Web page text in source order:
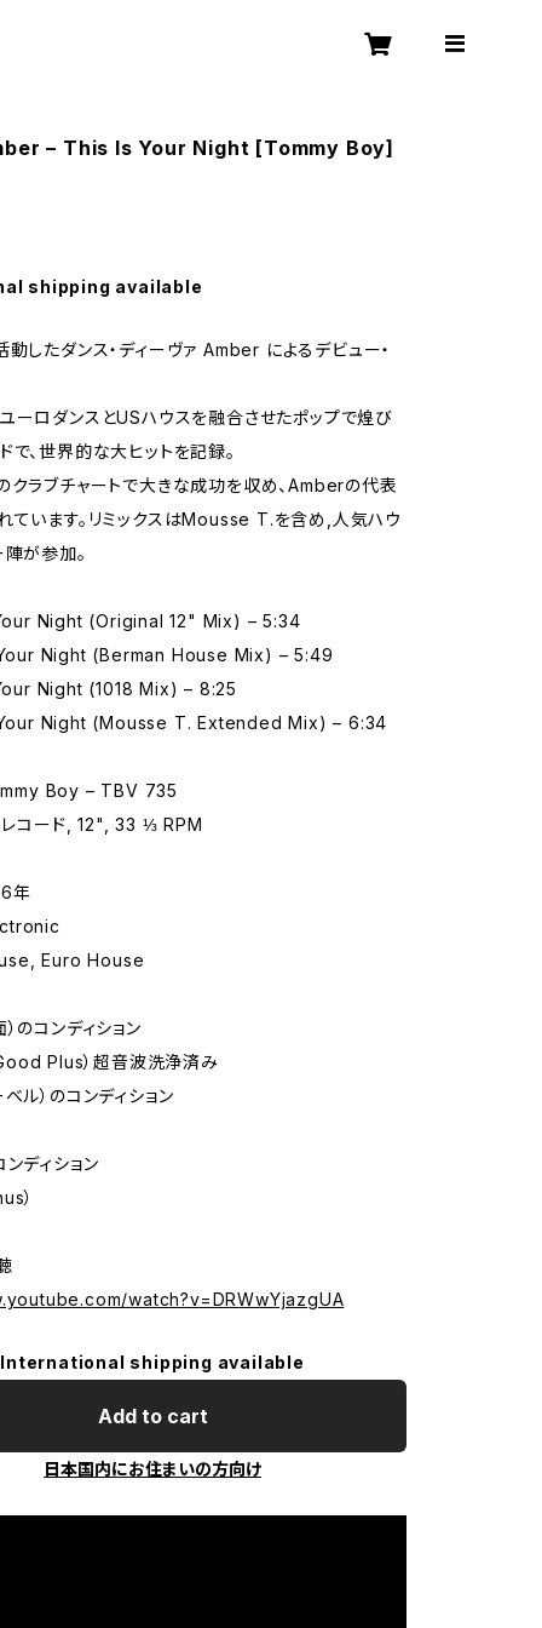
– This Is Your Night [Tommy Boy]
shipping available
したダンス・ディーヴァ Amber によるデビュー・
ーロダンスとUSハウスを融合させたポップで煌び
で、世界的な大ヒットを記録。
クラブチャートで大きな成功を収め、Amberの代表
ています。リミックスはMousse T.を含め,人気ハウ
陣が参加。
Night (Original 12" Mix) – 5:34
Night (Berman House Mix) – 5:49
Night (1018 Mix) – 8:25
Night (Mousse T. Extended Mix) – 6:34
Boy – TBV 735
レコード, 12", 33 ⅓ RPM
年
Euro House
のコンディション
Plus）超音波洗浄済み
ル）のコンディション
ンディション
）
watch?v=DRWwYjazgUA
International shipping available
Add to cart
日本国内にお住まいの方向け